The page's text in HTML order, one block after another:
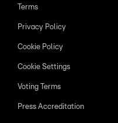
Terms
Privacy Policy
Cookie Policy
Cookie Settings
Voting Terms
Press Accreditation